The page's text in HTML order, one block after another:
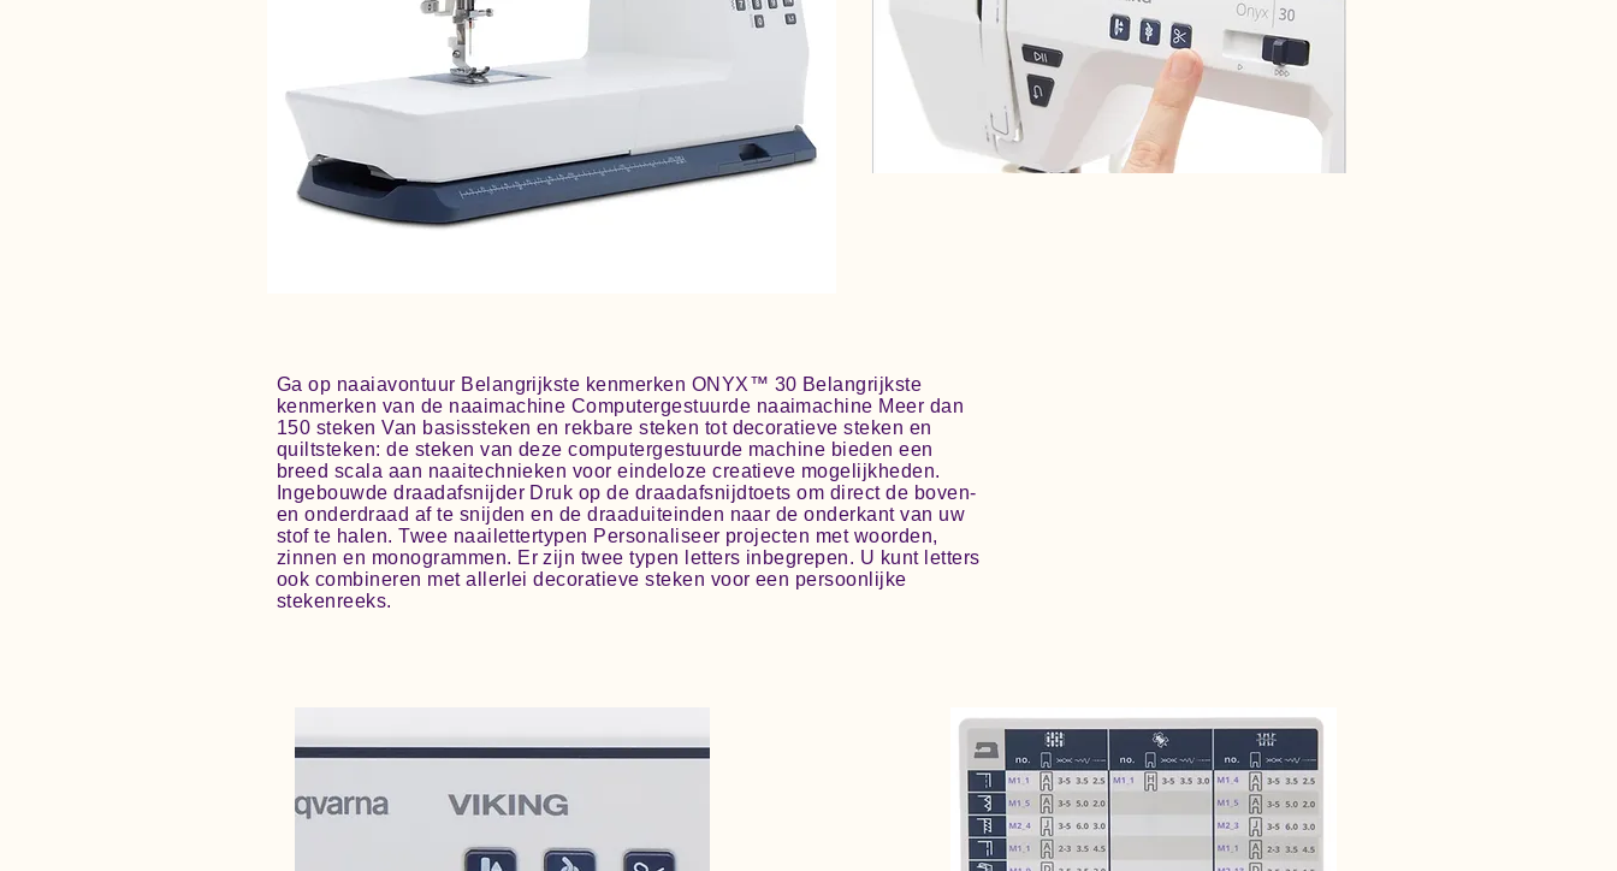
Ga op naaiavontuur Belangrijkste kenmerken ONYX™ 30 Belangrijkste
kenmerken van de naaimachine Computergestuurde naaimachine Meer dan
150 steken Van basissteken en rekbare steken tot decoratieve steken en
quiltsteken: de steken van deze computergestuurde machine bieden een
breed scala aan naaitechnieken voor eindeloze creatieve mogelijkheden.
Ingebouwde draadafsnijder Druk op de draadafsnijdtoets om direct de boven-
en onderdraad af te snijden en de draaduiteinden naar de onderkant van uw
stof te halen. Twee naailettertypen Personaliseer projecten met woorden,
zinnen en monogrammen. Er zijn twee typen letters inbegrepen. U kunt letters
ook combineren met allerlei decoratieve steken voor een persoonlijke
stekenreeks.